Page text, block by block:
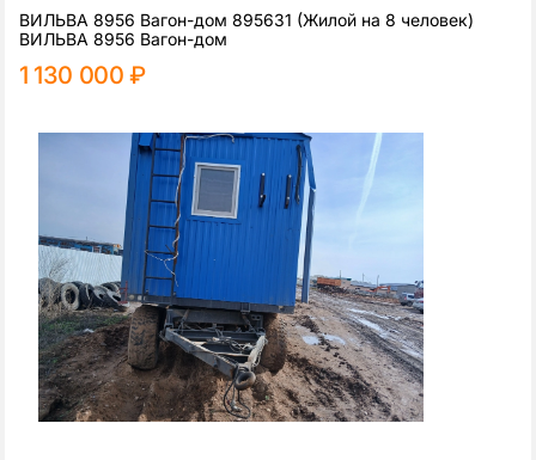
ВИЛЬВА 8956 Вагон-дом 895631 (Жилой на 8 человек)
ВИЛЬВА 8956 Вагон-дом
1 130 000 ₽